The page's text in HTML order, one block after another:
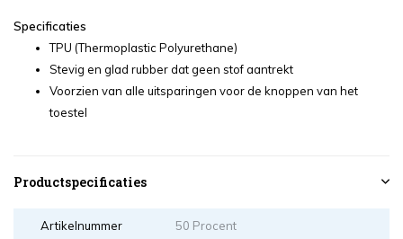
Specificaties
TPU (Thermoplastic Polyurethane)
Stevig en glad rubber dat geen stof aantrekt
Voorzien van alle uitsparingen voor de knoppen van het
toestel
Productspecificaties
Artikelnummer 50 Procent